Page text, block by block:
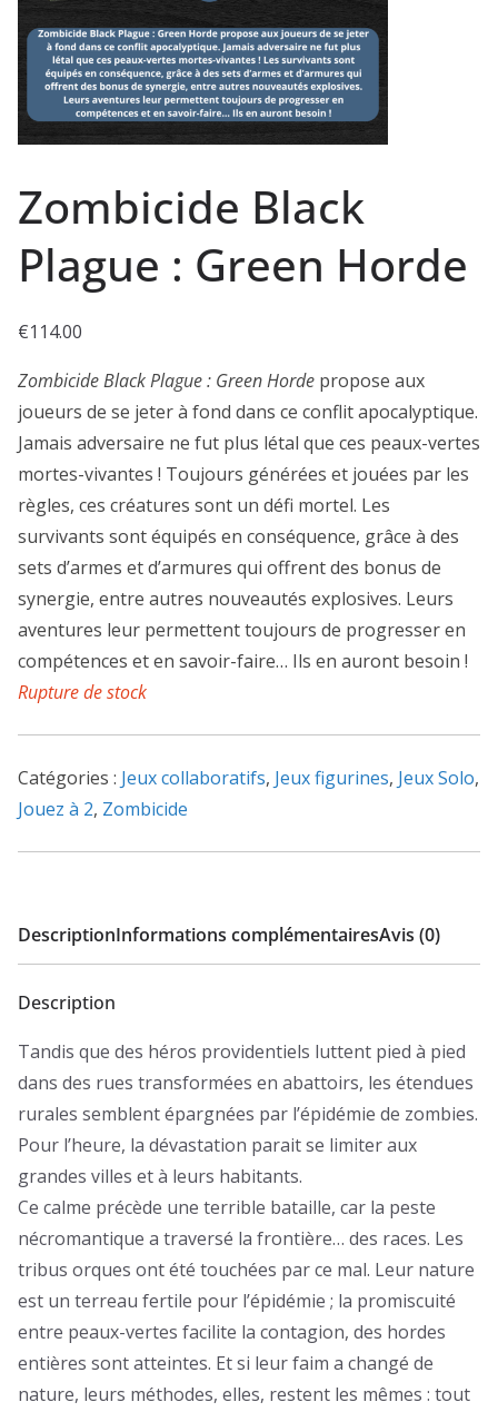
Zombicide Black
Plague : Green Horde
€114.00
Zombicide Black Plague : Green Horde propose aux
joueurs de se jeter à fond dans ce conflit apocalyptique.
Jamais adversaire ne fut plus létal que ces peaux-vertes
mortes-vivantes ! Toujours générées et jouées par les
règles, ces créatures sont un défi mortel. Les
survivants sont équipés en conséquence, grâce à des
sets d’armes et d’armures qui offrent des bonus de
synergie, entre autres nouveautés explosives. Leurs
aventures leur permettent toujours de progresser en
compétences et en savoir-faire… Ils en auront besoin !
Rupture de stock
Catégories : Jeux collaboratifs, Jeux figurines, Jeux Solo,
Jouez à 2, Zombicide
DescriptionInformations complémentairesAvis (0)
Description
Tandis que des héros providentiels luttent pied à pied
dans des rues transformées en abattoirs, les étendues
rurales semblent épargnées par l’épidémie de zombies.
Pour l’heure, la dévastation parait se limiter aux
grandes villes et à leurs habitants.
Ce calme précède une terrible bataille, car la peste
nécromantique a traversé la frontière… des races. Les
tribus orques ont été touchées par ce mal. Leur nature
est un terreau fertile pour l’épidémie ; la promiscuité
entre peaux-vertes facilite la contagion, des hordes
entières sont atteintes. Et si leur faim a changé de
nature, leurs méthodes, elles, restent les mêmes : tout